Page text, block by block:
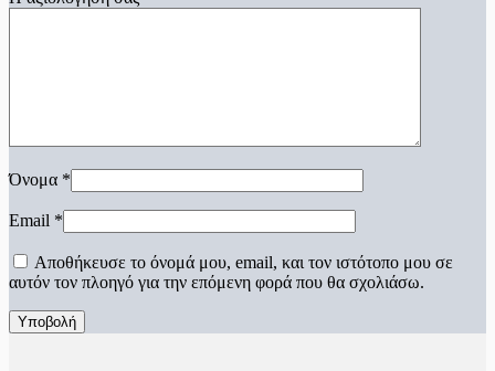
Όνομα *
Email *
Αποθήκευσε το όνομά μου, email, και τον ιστότοπο μου σε
αυτόν τον πλοηγό για την επόμενη φορά που θα σχολιάσω.